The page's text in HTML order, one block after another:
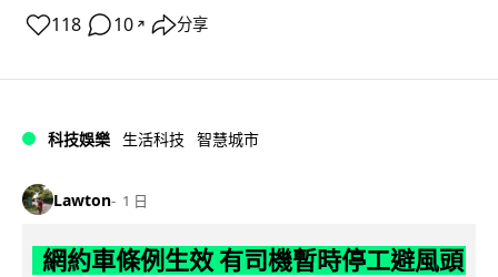
118 10 ↗ 分享
科技娛樂 生活科技 智慧城市
Lawton 1 日
網約車條例生效 有司機暫時停工避風頭